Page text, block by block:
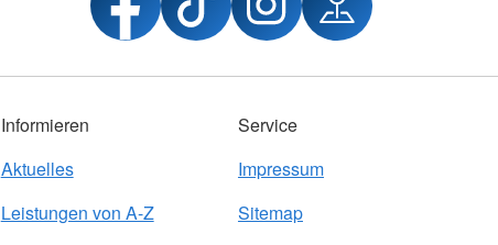
Informieren
Aktuelles
Leistungen von A-Z
Service
Impressum
Sitemap